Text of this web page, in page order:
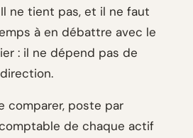
ne tient pas, et il ne faut
à en débattre avec le
: il ne dépend pas de
comparer, poste par
de chaque actif